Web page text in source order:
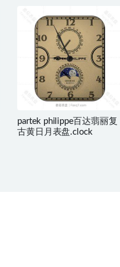
partek philippe百达翡丽复
古黄日月表盘.clock